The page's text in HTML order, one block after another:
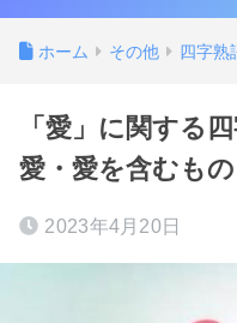
ホーム その他 四字熟
「愛」に関する
愛・愛を含むも
2023年4月20日